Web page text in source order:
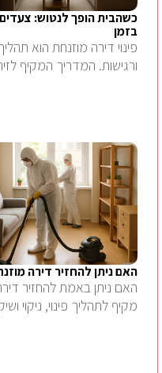
כשהבית הופך לנטוש:
בזמן
פינוי דירה מוזנחת הוא
ורגישות. המדריך המקיף
האם ניתן להחזיר דירה
האם ניתן באמת להחזיר
מקיף לתהליך פינוי, ניקוי